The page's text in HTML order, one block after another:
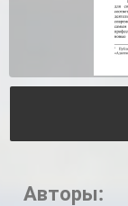
Авторы: